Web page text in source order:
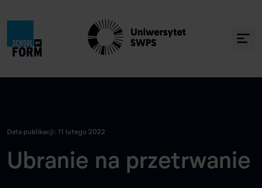
Data publikacji: 11 lutego 2022
Ubranie na przetrwanie